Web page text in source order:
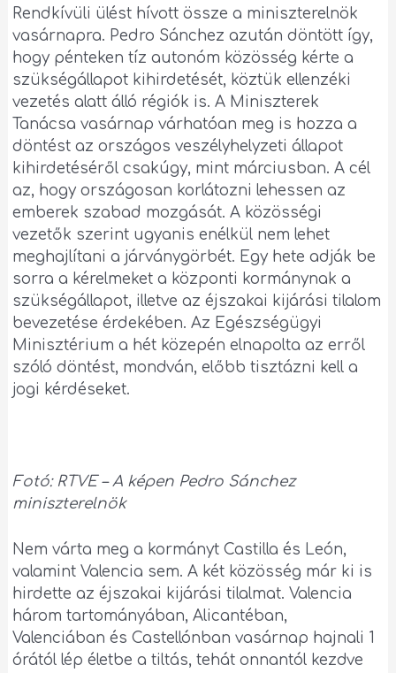
Rendkívüli ülést hívott össze a miniszterelnök
vasárnapra. Pedro Sánchez azután döntött így,
hogy pénteken tíz autonóm közösség kérte a
szükségállapot kihirdetését, köztük ellenzéki
vezetés alatt álló régiók is. A Miniszterek
Tanácsa vasárnap várhatóan meg is hozza a
döntést az országos veszélyhelyzeti állapot
kihirdetéséről csakúgy, mint márciusban. A cél
az, hogy országosan korlátozni lehessen az
emberek szabad mozgását. A közösségi
vezetők szerint ugyanis enélkül nem lehet
meghajlítani a járványgörbét. Egy hete adják be
sorra a kérelmeket a központi kormánynak a
szükségállapot, illetve az éjszakai kijárási tilalom
bevezetése érdekében. Az Egészségügyi
Minisztérium a hét közepén elnapolta az erről
szóló döntést, mondván, előbb tisztázni kell a
jogi kérdéseket.
Fotó: RTVE – A képen Pedro Sánchez
miniszterelnök
Nem várta meg a kormányt Castilla és León,
valamint Valencia sem. A két közösség már ki is
hirdette az éjszakai kijárási tilalmat. Valencia
három tartományában, Alicantéban,
Valenciában és Castellónban vasárnap hajnali 1
órától lép életbe a tiltás, tehát onnantól kezdve